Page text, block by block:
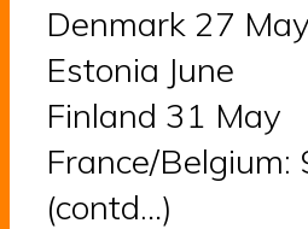
Denmark 27 May
Estonia June
Finland 31 May
France/Belgium:
(contd…)